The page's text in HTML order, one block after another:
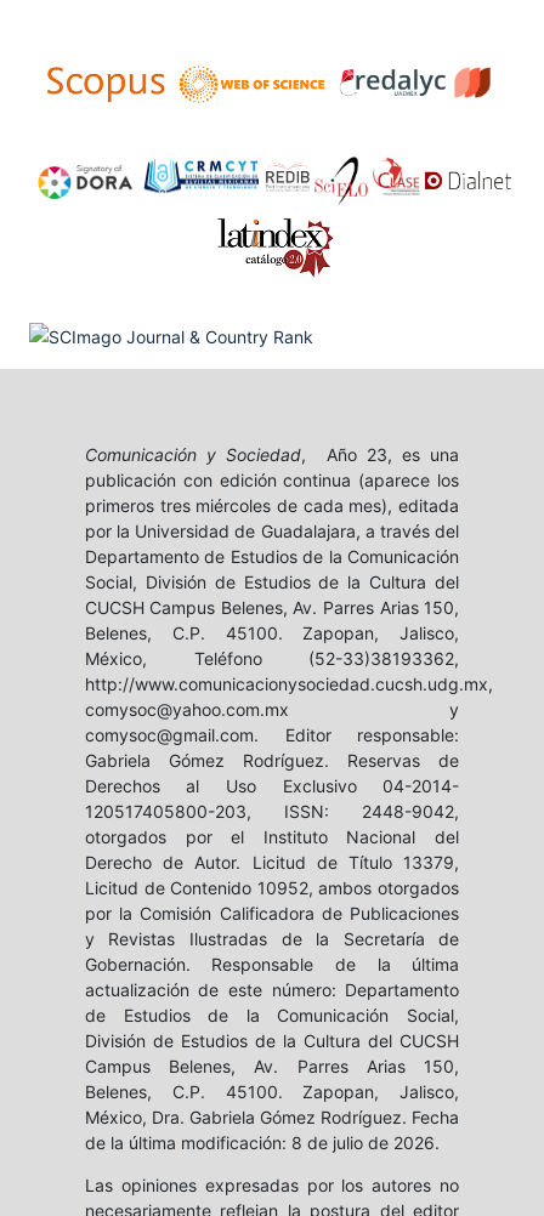
Comunicación y Sociedad, Año 23, es una
publicación con edición continua (aparece los
primeros tres miércoles de cada mes), editada
por la Universidad de Guadalajara, a través del
Departamento de Estudios de la Comunicación
Social, División de Estudios de la Cultura del
CUCSH Campus Belenes, Av. Parres Arias 150,
Belenes, C.P. 45100. Zapopan, Jalisco,
México, Teléfono (52-33)38193362,
http://www.comunicacionysociedad.cucsh.udg.mx,
comysoc@yahoo.com.mx y
comysoc@gmail.com. Editor responsable:
Gabriela Gómez Rodríguez. Reservas de
Derechos al Uso Exclusivo 04-2014-
120517405800-203, ISSN: 2448-9042,
otorgados por el Instituto Nacional del
Derecho de Autor. Licitud de Título 13379,
Licitud de Contenido 10952, ambos otorgados
por la Comisión Calificadora de Publicaciones
y Revistas Ilustradas de la Secretaría de
Gobernación. Responsable de la última
actualización de este número: Departamento
de Estudios de la Comunicación Social,
División de Estudios de la Cultura del CUCSH
Campus Belenes, Av. Parres Arias 150,
Belenes, C.P. 45100. Zapopan, Jalisco,
México, Dra. Gabriela Gómez Rodríguez. Fecha
de la última modificación: 8 de julio de 2026.
Las opiniones expresadas por los autores no
necesariamente reflejan la postura del editor